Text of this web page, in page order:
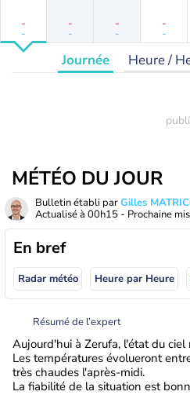
-
-
-
-
-
-
-
-
Journée Heure /
MÉTÉO DU JOUR
Bulletin établi parGilles
Actualisé à 00h15 - Prochaine
En bref
Radar météo Heure par Heure
Résumé de l’expert
Aujourd'hui à Zerufa, l'état du
Les températures évolueront
très chaudes l'après-midi.
La fiabilité de la situation est